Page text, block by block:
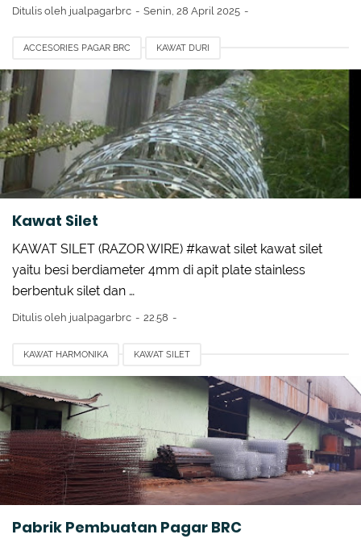
Ditulis oleh jualpagarbrc Senin, 28 April 2025
ACCESORIES PAGAR BRC KAWAT DURI
KAWAT HARMONIKA PVC KAWAT SILET KAWAT SILET IMPORT
MENGHITUNG KEKUATAN PAGAR BRC PAGAR BRC BEKASI
PAGAR BRC GISMA PAGAR BRC STOCKIST
TIANG Y BANDARA TASIKMALAYA
Kawat Silet
KAWAT SILET (RAZOR WIRE) #kawat silet kawat silet
yaitu besi berdiameter 4mm di apit plate stainless
berbentuk silet dan …
Ditulis oleh jualpagarbrc 22.58
KAWAT HARMONIKA KAWAT SILET
MENGHITUNG KEKUATAN PAGAR BRC PAGAR BRC
PAGAR BRC DI JAKARTA PAGAR BRC GISMA
PAGAR BRC SURABAYA
PAGAR BRC UNTUK PENGAMAN PADA PABRIK NIKE
Pabrik Pembuatan Pagar BRC